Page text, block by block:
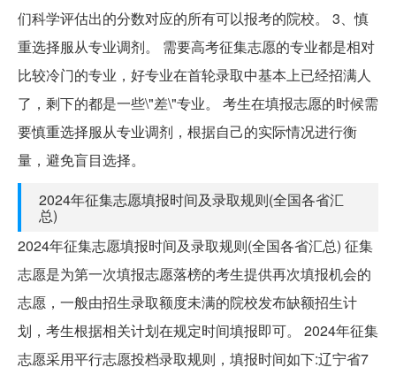
们科学评估出的分数对应的所有可以报考的院校。 3、慎
重选择服从专业调剂。 需要高考征集志愿的专业都是相对
比较冷门的专业，好专业在首轮录取中基本上已经招满人
了，剩下的都是一些\"差\"专业。 考生在填报志愿的时候需
要慎重选择服从专业调剂，根据自己的实际情况进行衡
量，避免盲目选择。
2024年征集志愿填报时间及录取规则(全国各省汇
总)
2024年征集志愿填报时间及录取规则(全国各省汇总) 征集
志愿是为第一次填报志愿落榜的考生提供再次填报机会的
志愿，一般由招生录取额度未满的院校发布缺额招生计
划，考生根据相关计划在规定时间填报即可。 2024年征集
志愿采用平行志愿投档录取规则，填报时间如下:辽宁省7